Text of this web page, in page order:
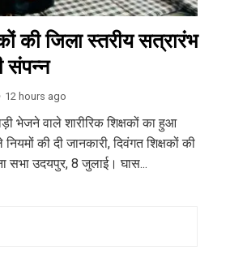
की जिला स्तरीय सत्रारंभ
संपन्न
12 hours ago
भेजने वाले शारीरिक शिक्षकों का हुआ
की दी जानकारी, दिवंगत शिक्षकों की
सभा उदयपुर, 8 जुलाई। घास...